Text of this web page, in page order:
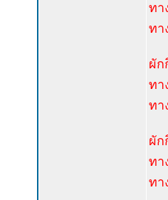
ทา
ทา
ผัก
ทา
ทา
ผัก
ทา
ทา